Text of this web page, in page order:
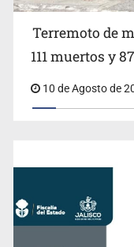
Terremoto de
111 muertos y
10 de Agosto de